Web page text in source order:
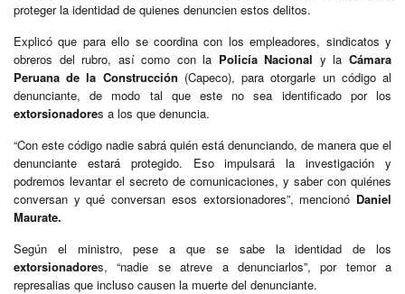
proteger la identidad de quienes denuncien estos delitos.
Explicó que para ello se coordina con los empleadores, sindicatos y
obreros del rubro, así como con la Policía Nacional y laCámara
Peruana de la Construcción (Capeco), para otorgarle un código al
denunciante, de modo tal que este no sea identificado por los
extorsionadores a los que denuncia.
“Con este código nadie sabrá quién está denunciando, de manera que el
denunciante estará protegido. Eso impulsará la investigación y
podremos levantar el secreto de comunicaciones, y saber con quiénes
conversan y qué conversan esos extorsionadores”, mencionó Daniel
Maurate.
Según el ministro, pese a que se sabe la identidad de los
extorsionadores, “nadie se atreve a denunciarlos”, por temor a
represalias que incluso causen la muerte del denunciante.